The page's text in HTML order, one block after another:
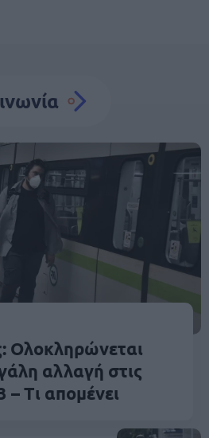
Ολοκληρώνεται
αλλαγή στις
– Τι απομένει